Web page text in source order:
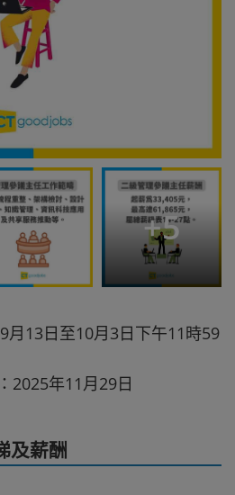
+5
月13日至10月3日下午11時59
2025年11月29日
及薪酬